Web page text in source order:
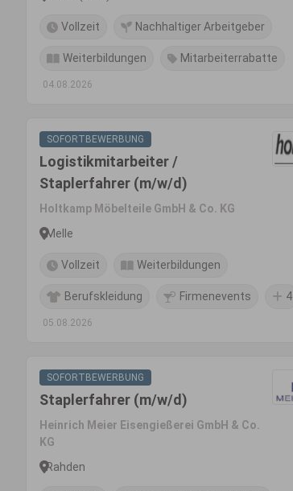
Vollzeit Nachhaltiger Arbeitgeber
Weiterbildungen Mitarbeiterrabatte
04.08.2026
SOFORTBEWERBUNG
Logistikmitarbeiter /
Staplerfahrer (m/w/d)
Holtkamp Möbelteile GmbH & Co. KG
Melle
Vollzeit Weiterbildungen
Berufskleidung Firmenevents 4
05.08.2026
SOFORTBEWERBUNG
Staplerfahrer (m/w/d)
Heinrich Meier Eisengießerei GmbH & Co.
KG
Rahden